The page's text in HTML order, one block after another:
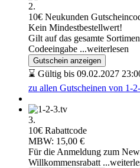
2.
10€ Neukunden
Kein Mindestbestellwert!
Gilt auf das gesamte
Codeeingabe ...weiterlesen
Gutschein anzeigen
⌛ Gültig bis 09.02.2027
zu allen Gutscheinen von 1-
3.
10€ Rabattcode
MBW: 15,00 €
Für die Anmeldung zum
Willkommensrabatt